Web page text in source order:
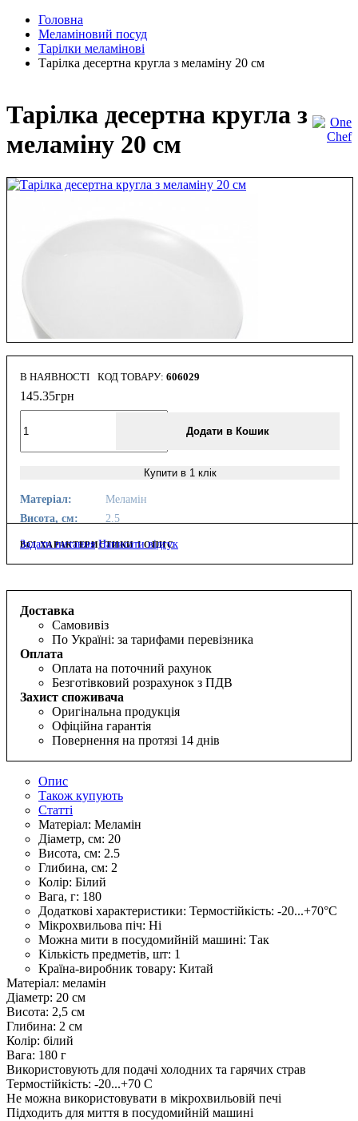
Головна
Меламіновий посуд
Тарілки меламінові
Тарілка десертна кругла з меламіну 20 см
Тарілка десертна кругла з
меламіну 20 см
В НАЯВНОСТІ 606029
145.35грн
Додати в Кошик
Купити в 1 клік
Матеріал:
Меламін
Висота, см:
2.5
ВСІ ХАРАКТЕРИСТИКИ І ОПИС
Задати питання Написати відгук
Опис
Також купують
Статті
Матеріал: Меламін
Діаметр, см: 20
Висота, см: 2.5
Глибина, см: 2
Колір: Білий
Вага, г: 180
Додаткові характеристики: Термостійкість: -20...+70°С
Мікрохвильова піч: Ні
Можна мити в посудомийній машині: Так
Кількість предметів, шт: 1
Країна-виробник товару: Китай
Матеріал: меламін
Діаметр: 20 см
Висота: 2,5 см
Глибина: 2 см
Колір: білий
Вага: 180 г
Використовують для подачі холодних та гарячих страв
Термостійкість: -20...+70 С
Не можна використовувати в мікрохвильовій печі
Підходить для миття в посудомийній машині
Доставка
Самовивіз
По Україні: за тарифами перевізника
Оплата
Оплата на поточний рахунок
Безготівковий розрахунок з ПДВ
Захист споживача
Оригінальна продукція
Офіційна гарантія
Повернення на протязі 14 днів